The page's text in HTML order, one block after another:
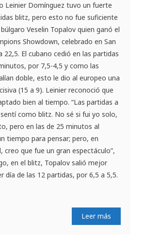
Leinier Domínguez tuvo un fuerte
blitz, pero esto no fue suficiente
Veselin Topalov quien ganó el
Showdown, celebrado en San
22,5. El cubano cedió en las partidas
por 7,5-4,5 y como las
doble, esto le dio al europeo una
(15 a 9). Leinier reconoció que
bien al tiempo. “Las partidas a
como blitz. No sé si fui yo solo,
pero en las de 25 minutos al
tiempo para pensar; pero, en
creo que fue un gran espectáculo”,
en el blitz, Topalov salió mejor
día de las 12 partidas, por 6,5 a 5,5.
Leer más